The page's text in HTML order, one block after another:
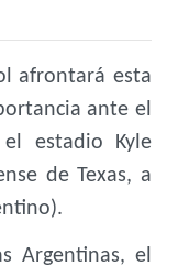
afrontará esta
ante el
estadio Kyle
de Texas, a
Argentinas, el